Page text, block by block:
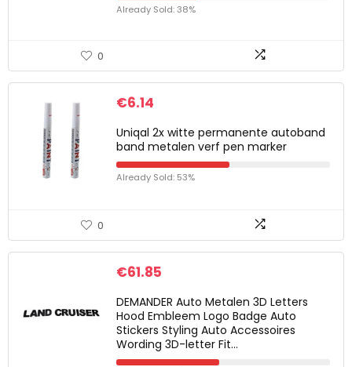
Already Sold: 38%
0
€6.14
Uniqal 2x witte permanente autoband
band metalen verf pen marker
Already Sold: 53%
0
€61.85
DEMANDER Auto Metalen 3D Letters
Hood Embleem Logo Badge Auto
Stickers Styling Auto Accessoires
Wording 3D-letter Fit…